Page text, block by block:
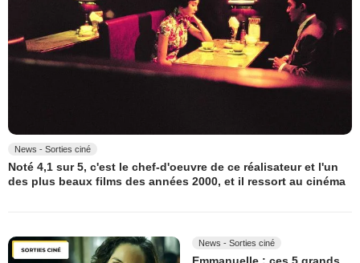
News - Sorties ciné
Noté 4,1 sur 5, c'est le chef-d'oeuvre de ce réalisateur et l'un
des plus beaux films des années 2000, et il ressort au cinéma
News - Sorties ciné